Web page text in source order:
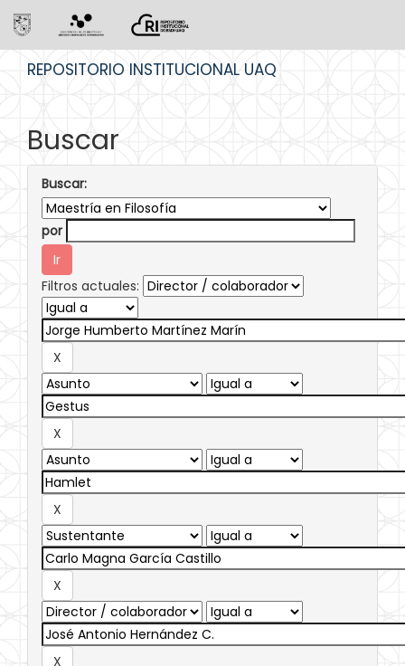
REPOSITORIO INSTITUCIONAL UAQ
Buscar
Buscar:
por
Filtros actuales: